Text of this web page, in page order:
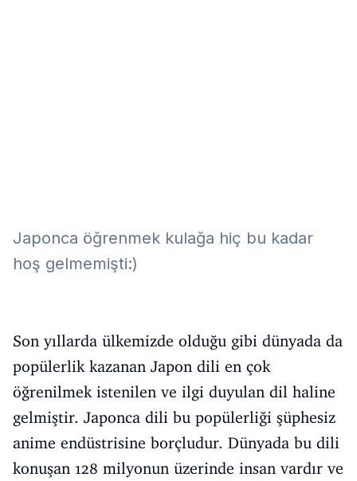
Japonca öğrenmek kulağa hiç bu kadar
hoş gelmemişti:)
Son yıllarda ülkemizde olduğu gibi dünyada da
popülerlik kazanan Japon dili en çok
öğrenilmek istenilen ve ilgi duyulan dil haline
gelmiştir. Japonca dili bu popülerliği şüphesiz
anime endüstrisine borçludur. Dünyada bu dili
konuşan 128 milyonun üzerinde insan vardır ve